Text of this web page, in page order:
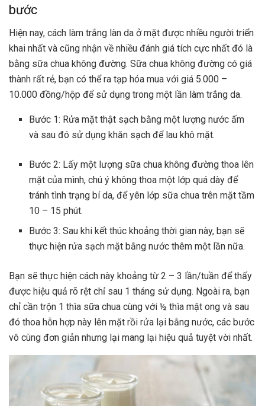
bước
Hiện nay, cách làm trắng làn da ở mặt được nhiều người triển
khai nhất và cũng nhận về nhiều đánh giá tích cực nhất đó là
bằng sữa chua không đường. Sữa chua không đường có giá
thành rất rẻ, bạn có thể ra tạp hóa mua với giá 5.000 –
10.000 đồng/hộp để sử dụng trong một lần làm trắng da.
Bước 1: Rửa mặt thật sạch bằng một lượng nước ấm
và sau đó sử dụng khăn sạch để lau khô mặt.
Bước 2: Lấy một lượng sữa chua không đường thoa lên
mặt của mình, chú ý không thoa một lớp quá dày để
tránh tình trạng bí da, để yên lớp sữa chua trên mặt tầm
10 – 15 phút.
Bước 3: Sau khi kết thúc khoảng thời gian này, bạn sẽ
thực hiện rửa sạch mặt bằng nước thêm một lần nữa.
Bạn sẽ thực hiện cách này khoảng từ 2 – 3 lần/tuần để thấy
được hiệu quả rõ rệt chỉ sau 1 tháng sử dụng. Ngoài ra, bạn
chỉ cần trộn 1 thìa sữa chua cùng với ½ thìa mật ong và sau
đó thoa hỗn hợp này lên mặt rồi rửa lại bằng nước, các bước
vô cùng đơn giản nhưng lại mang lại hiệu quả tuyệt vời nhất.